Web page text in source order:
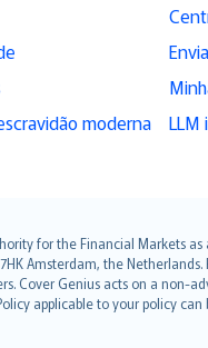
moderna
LLM
for the Financial Markets
Amsterdam, the
Cover Genius acts on a non-
applicable to your policy